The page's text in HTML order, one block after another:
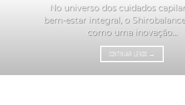
No universo dos cuidados
bem-estar integral, o
como uma inovação...
CONTINUAR LENDO →